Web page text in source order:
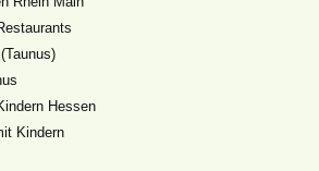
Hessen
Kindern